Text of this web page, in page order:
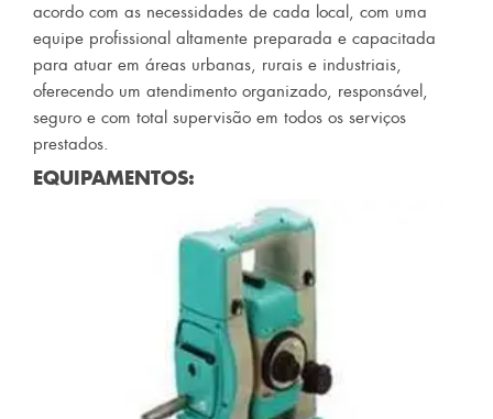
acordo com as necessidades de cada local, com uma
equipe profissional altamente preparada e capacitada
para atuar em áreas urbanas, rurais e industriais,
oferecendo um atendimento organizado, responsável,
seguro e com total supervisão em todos os serviços
prestados.
EQUIPAMENTOS: